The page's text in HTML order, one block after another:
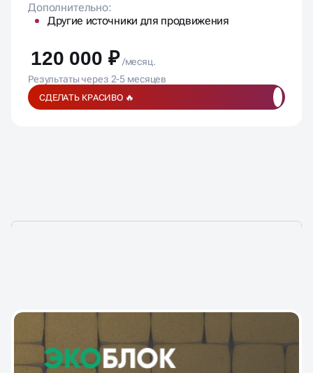
Дополнительно:
Другие источники для продвижения
120 000 ₽ /месяц.
Результаты через 2-5 месяцев
СДЕЛАТЬ КРАСИВО 🔥